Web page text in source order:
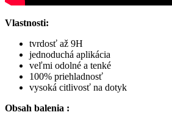
Vlastnosti:
tvrdosť až 9H
jednoduchá aplikácia
veľmi odolné a tenké
100% priehladnosť
vysoká citlivosť na dotyk
Obsah balenia :